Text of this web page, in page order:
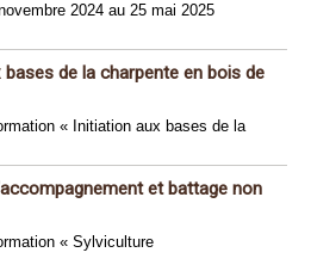
2024 au 25 mai 2025
de la charpente en bois de
« Initiation aux bases de la
et battage non
« Sylviculture